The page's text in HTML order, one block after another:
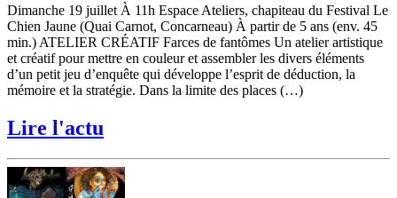
Dimanche 19 juillet À 11h Espace Ateliers, chapiteau du Festival Le
Chien Jaune (Quai Carnot, Concarneau) À partir de 5 ans (env. 45
min.) ATELIER CRÉATIF Farces de fantômes Un atelier artistique
et créatif pour mettre en couleur et assembler les divers éléments
d’un petit jeu d’enquête qui développe l’esprit de déduction, la
mémoire et la stratégie. Dans la limite des places (…)
Lire l'actu